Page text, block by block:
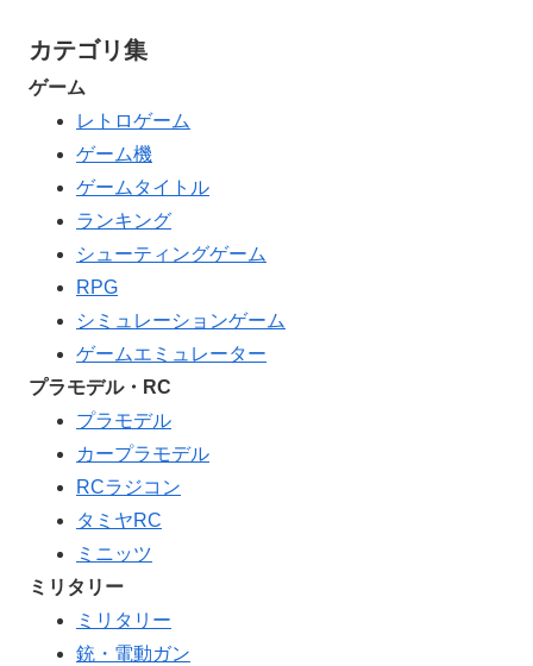
カテゴリ集
ゲーム
レトロゲーム
ゲーム機
ゲームタイトル
ランキング
シューティングゲーム
RPG
シミュレーションゲーム
ゲームエミュレーター
プラモデル・RC
プラモデル
カープラモデル
RCラジコン
タミヤRC
ミニッツ
ミリタリー
ミリタリー
銃・電動ガン